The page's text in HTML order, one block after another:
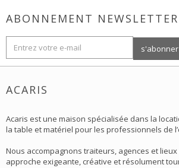
ABONNEMENT NEWSLETTER
ACARIS
Acaris est une maison spécialisée dans la
la table et matériel pour les professionnels de
Nous accompagnons traiteurs, agences et
approche exigeante, créative et résolument